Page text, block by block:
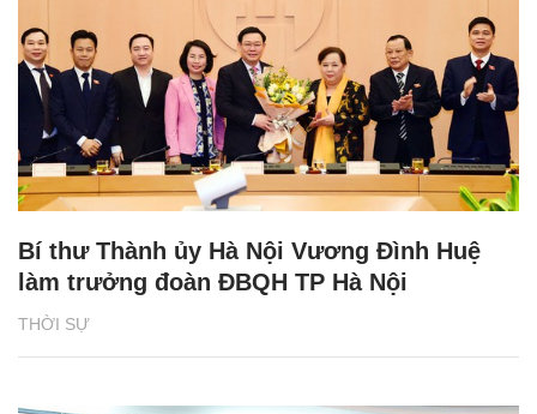
THỜI SỰ
Bí thư Thành ủy Hà Nội Vương Đình Huệ
làm trưởng đoàn ĐBQH TP Hà Nội